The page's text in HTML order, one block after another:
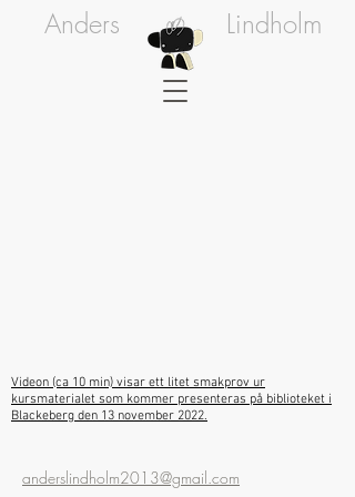
Anders Lindholm
Videon (ca 10 min) visar ett litet smakprov ur
kursmaterialet som kommer presenteras på biblioteket i
Blackeberg den 13 november 2022.
anderslindholm2013@gmail.com